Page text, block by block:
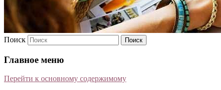
Поиск
Главное меню
Перейти к основному содержимому